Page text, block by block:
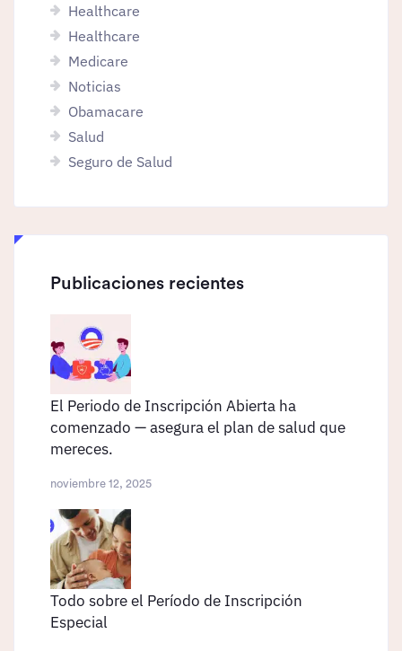
Healthcare
Healthcare
Medicare
Noticias
Obamacare
Salud
Seguro de Salud
Publicaciones recientes
El Periodo de Inscripción Abierta ha
comenzado — asegura el plan de salud que
mereces.
noviembre 12, 2025
Todo sobre el Período de Inscripción
Especial